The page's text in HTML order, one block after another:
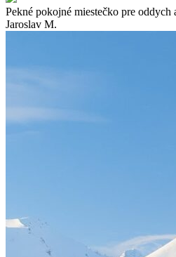
Pekné pokojné miestečko pre
Jaroslav M.